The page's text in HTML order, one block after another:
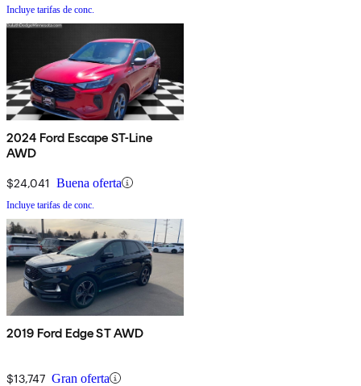
Incluye tarifas de conc.
2024 Ford Escape ST-Line
AWD
$24,041 Buena oferta
Incluye tarifas de conc.
2019 Ford Edge ST AWD
$13,747 Gran oferta